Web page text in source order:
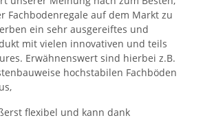
Fachbodenregale auf dem Markt zu
ein sehr ausgereiftes und
mit vielen innovativen und teils
Erwähnenswert sind hierbei z.B.
hochstabilen Fachböden
flexibel und kann dank